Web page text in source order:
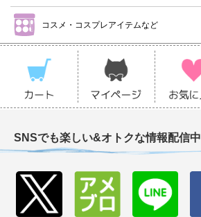
コスメ・コスプレアイテムなど
SNSでも楽しい&オトクな情報配信中